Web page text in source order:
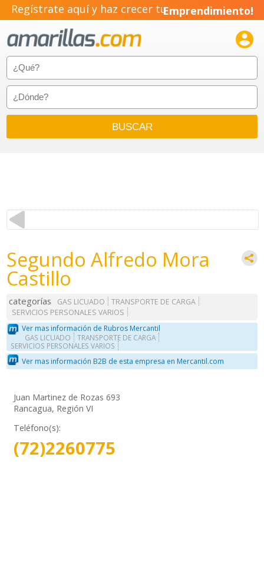
Regístrate aquí y haz crecer tuEmprendimiento!

Segundo Alfredo Mora
Castillo
categorías GAS LICUADO
TRANSPORTE DE CARGA
SERVICIOS PERSONALES VARIOS
Ver mas información de Rubros Mercantil
GAS LICUADO
TRANSPORTE DE CARGA
SERVICIOS PERSONALES VARIOS
Ver mas información B2B de esta empresa en Mercantil.com
Juan Martinez de Rozas 693
Rancagua, Región VI
Teléfono(s):
(72)2260775